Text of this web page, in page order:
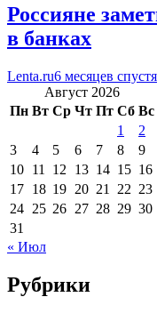
Россияне
в банках
Lenta.ru6 месяцев спустя
Август 2026
Пн Вт Ср Чт Пт Сб Вс
1
2
3
4 5 6 7 8
9
10 11 12 13 14 15 16
17 18 19 20 21 22 23
24 25 26 27 28 29 30
31
« Июл
Рубрики